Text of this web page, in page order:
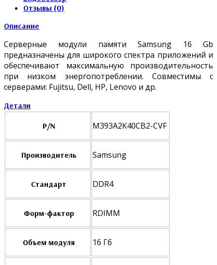
Отзывы (0)
Описание
Серверные модули памяти Samsung 16 Gb
предназначены для широкого спектра приложений и
обеспечивают максимальную производительность
при низком энергопотреблении. Совместимы с
серверами: Fujitsu, Dell, HP, Lenovo и др.
Детали
P/N M393A2K40CB2-CVF
Производитель Samsung
Стандарт DDR4
Форм-фактор RDIMM
Объем модуля 16 Гб